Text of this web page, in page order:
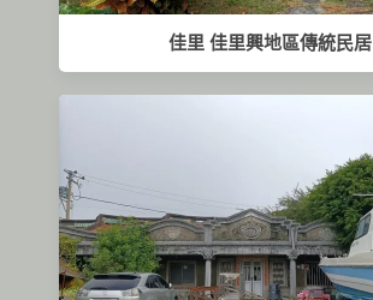
佳里 佳里興地區傳統民居